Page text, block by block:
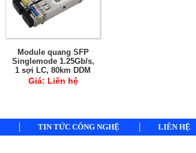
Module quang SFP
Singlemode 1.25Gb/s,
1 sợi LC, 80km DDM
Giá: Liên hệ
TIN TỨC CÔNG NGHỆ LIÊN HỆ